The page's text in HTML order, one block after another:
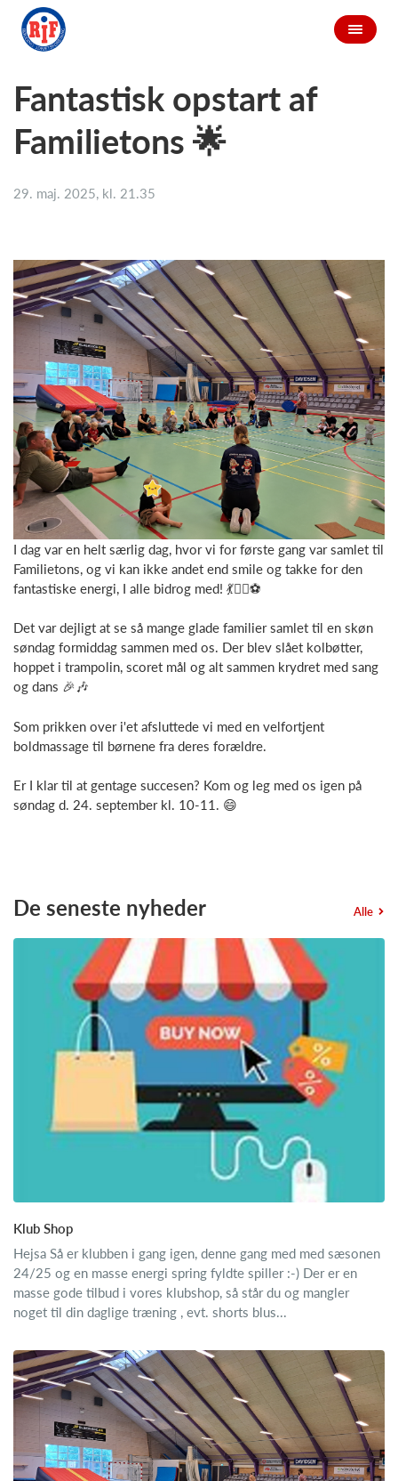
Fantastisk opstart af
Familietons 🌟
29. maj. 2025, kl. 21.35
I dag var en helt særlig dag, hvor vi for første gang var samlet til
Familietons, og vi kan ikke andet end smile og takke for den
fantastiske energi, I alle bidrog med! 💃🤸‍♂️⚽
Det var dejligt at se så mange glade familier samlet til en skøn
søndag formiddag sammen med os. Der blev slået kolbøtter,
hoppet i trampolin, scoret mål og alt sammen krydret med sang
og dans 🎉🎶
Som prikken over i'et afsluttede vi med en velfortjent
boldmassage til børnene fra deres forældre.
Er I klar til at gentage succesen? Kom og leg med os igen på
søndag d. 24. september kl. 10-11. 😄
De seneste nyheder Alle
Klub Shop
Hejsa Så er klubben i gang igen, denne gang med med sæsonen
24/25 og en masse energi spring fyldte spiller :-) Der er en
masse gode tilbud i vores klubshop, så står du og mangler
noget til din daglige træning , evt. shorts blus...